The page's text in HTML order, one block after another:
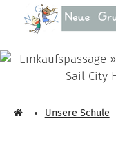
Zum Hauptinhalt
Unsere Schule